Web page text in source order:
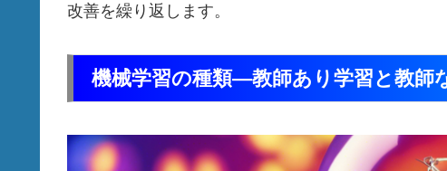
改善を繰り返します。
機械学習の種類—教師あり学習と教師